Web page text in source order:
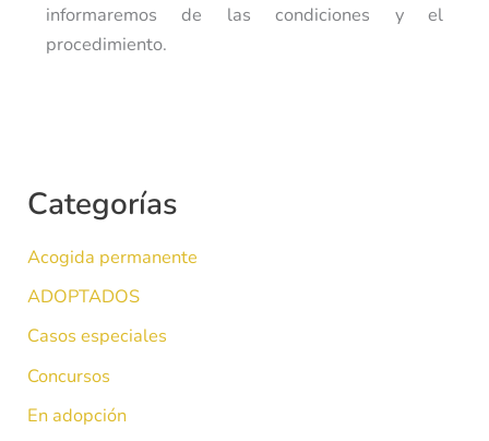
informaremos de las condiciones y el
procedimiento.
Categorías
Acogida permanente
ADOPTADOS
Casos especiales
Concursos
En adopción